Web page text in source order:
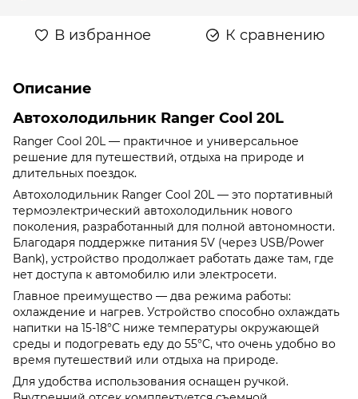
В избранное К сравнению
Описание
Автохолодильник Ranger Cool 20L
Ranger Cool 20L — практичное и универсальное
решение для путешествий, отдыха на природе и
длительных поездок.
Автохолодильник Ranger Cool 20L — это портативный
термоэлектрический автохолодильник нового
поколения, разработанный для полной автономности.
Благодаря поддержке питания 5V (через USB/Power
Bank), устройство продолжает работать даже там, где
нет доступа к автомобилю или электросети.
Главное преимущество — два режима работы:
охлаждение и нагрев. Устройство способно охлаждать
напитки на 15-18°C ниже температуры окружающей
среды и подогревать еду до 55°C, что очень удобно во
время путешествий или отдыха на природе.
Для удобства использования оснащен ручкой.